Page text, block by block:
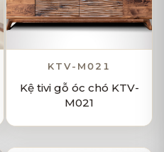
KTV-M021
Kệ tivi gỗ óc chó KTV-
M021